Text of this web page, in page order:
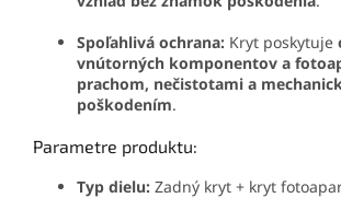
Spoľahlivá ochrana: Kryt poskytuje
vnútorných komponentov a
prachom, nečistotami a
poškodením.
Parametre produktu:
Typ dielu: Zadný kryt + kryt